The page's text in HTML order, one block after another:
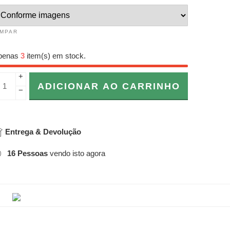
3 item(s) em stock.
+
−
ADICIONAR AO CARRINHO
Entrega & Devolução
16 Pessoas vendo isto agora